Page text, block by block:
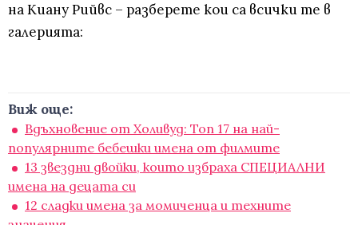
на Киану Рийвс – разберете кои са всички те в
галерията:
Виж още:
Вдъхновение от Холивуд: Топ 17 на най-
популярните бебешки имена от филмите
13 звездни двойки, които избраха СПЕЦИАЛНИ
имена на децата си
12 сладки имена за момиченца и техните